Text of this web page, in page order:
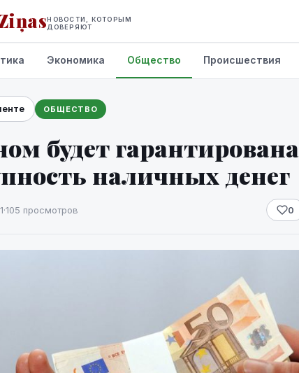
НОВОСТИ, КОТОРЫМ
ДОВЕРЯЮТ
Экономика Общество Происшествия
ОБЩЕСТВО
будет гарантирована
наличных денег
·105 просмотров 0